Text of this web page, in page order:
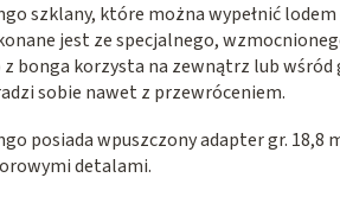
szklany, które można wypełnić
jest ze specjalnego,
bonga korzysta na zewnątrz lub wśród
sobie nawet z przewróceniem.
posiada wpuszczony adapter gr. 18,8
detalami.